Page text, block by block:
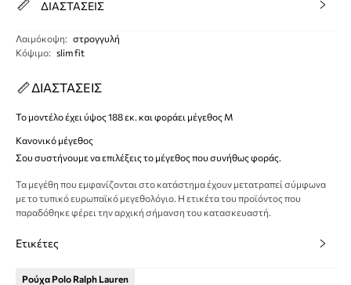
ΔΙΑΣΤΑΣΕΙΣ
Λαιμόκοψη: στρογγυλή
Κόψιμο: slim fit
ΔΙΑΣΤΑΣΕΙΣ
Το μοντέλο έχει ύψος 188 εκ. και φοράει μέγεθος M
Κανονικό μέγεθος
Σου συστήνουμε να επιλέξεις το μέγεθος που συνήθως φοράς.
Τα μεγέθη που εμφανίζονται στο κατάστημα έχουν μετατραπεί σύμφωνα
με το τυπικό ευρωπαϊκό μεγεθολόγιο. Η ετικέτα του προϊόντος που
παραδόθηκε φέρει την αρχική σήμανση του κατασκευαστή.
Ετικέτες
Ρούχα Polo Ralph Lauren